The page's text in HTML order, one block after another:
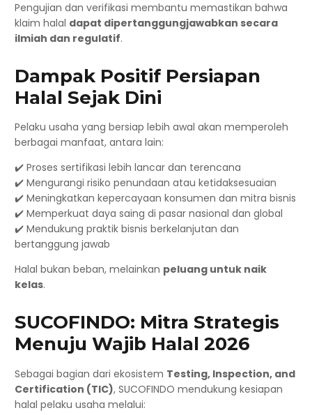
Pengujian dan verifikasi membantu memastikan bahwa
klaim halal dapat dipertanggungjawabkan secara
ilmiah dan regulatif.
Dampak Positif Persiapan
Halal Sejak Dini
Pelaku usaha yang bersiap lebih awal akan memperoleh
berbagai manfaat, antara lain:
✔️ Proses sertifikasi lebih lancar dan terencana
✔️ Mengurangi risiko penundaan atau ketidaksesuaian
✔️ Meningkatkan kepercayaan konsumen dan mitra bisnis
✔️ Memperkuat daya saing di pasar nasional dan global
✔️ Mendukung praktik bisnis berkelanjutan dan
bertanggung jawab
Halal bukan beban, melainkan peluang untuk naik
kelas.
SUCOFINDO: Mitra Strategis
Menuju Wajib Halal 2026
Sebagai bagian dari ekosistem Testing, Inspection, and
Certification (TIC), SUCOFINDO mendukung kesiapan
halal pelaku usaha melalui: